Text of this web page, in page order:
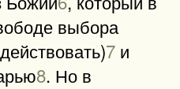
выбора
7 и
8. Но в